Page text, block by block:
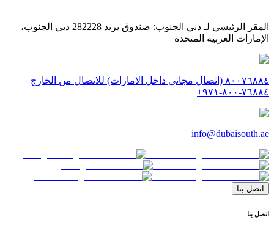
المقر الرئيسي لـ دبي الجنوب: صندوق بريد 282228 دبي الجنوب،
الإمارات العربية المتحدة
٨٠٠٧٦٨٨٤ (اتصال مجاني داخل الامارات) للاتصال من الخارج
٧٦٨٨٤-٨٠٠-٩٧١+
info@dubaisouth.ae
اتصل بنا
اتصل بنا